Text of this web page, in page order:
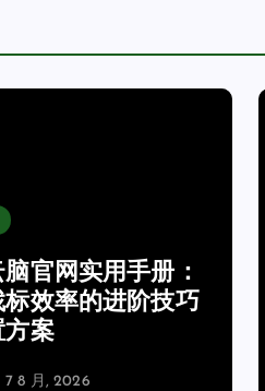
官网实用手册：
标效率的进阶技巧
方案
7 8 月, 2026